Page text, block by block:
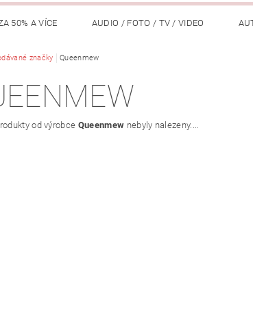
50% A VÍCE AUDIO / FOTO / TV / VIDEO
/ ZAHRADA
/ TABLETY / PŘÍSLUŠENSTVÍ
PENĚŽENKY, ...) OSOBNÍ POMŮCKY
značky Queenmew
od výrobce Queenmew nebyly nalezeny....